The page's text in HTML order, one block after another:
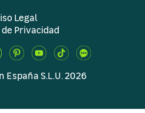
Legal
Privacidad
S.L.U. 2026